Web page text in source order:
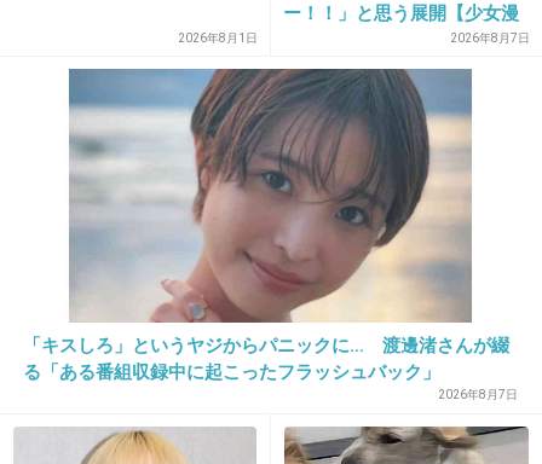
+9 -1
やっぱおでんかな。温まるよね。
+11
2012/11/23(金) 09:35:17
ストーブをたきながらアイスクリームを食べる。
-2
2026年8月1日
ー！！」と思う展開【少女漫
画・少年漫画etc.】Part2
2026年8月7日
「キスしろ」というヤジからパニックに… 渡邊渚さんが綴
る「ある番組収録中に起こったフラッシュバック」
2026年8月7日